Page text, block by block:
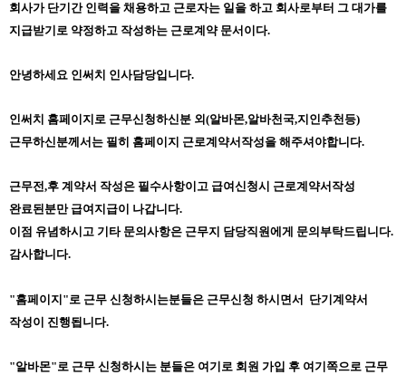
회사가 단기간 인력을 채용하고 근로자는 일을 하고 회사로부터 그 대가를
지급받기로 약정하고 작성하는 근로계약 문서이다.
안녕하세요 인써치 인사담당입니다.
인써치 홈페이지로 근무신청하신분 외(알바몬,알바천국,지인추천등)
근무하신분께서는 필히 홈페이지 근로계약서작성을 해주셔야합니다.
근무전,후 계약서 작성은 필수사항이고 급여신청시 근로계약서작성
완료된분만 급여지급이 나갑니다.
이점 유념하시고 기타 문의사항은 근무지 담당직원에게 문의부탁드립니다.
감사합니다.
"홈페이지"로 근무 신청하시는분들은 근무신청 하시면서 단기계약서
작성이 진행됩니다.
"알바몬"로 근무 신청하시는 분들은 여기로 회원 가입 후 여기쪽으로 근무